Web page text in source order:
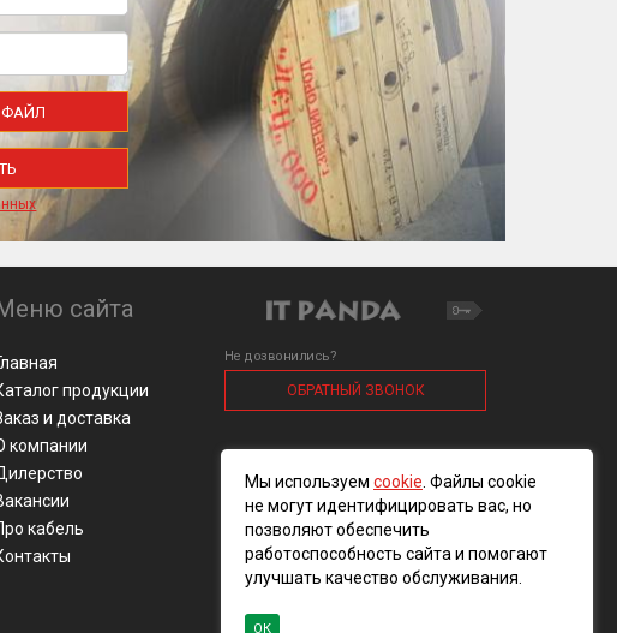
ФАЙЛ
сайта
продукции
и доставка
компании
кабель
Не дозвонились?
ОБРАТНЫЙ ЗВОНОК
Мы используем cookie . Файлы cookie
не могут идентифицировать вас, но
позволяют обеспечить
работоспособность сайта и помогают
улучшать качество обслуживания.
ОК